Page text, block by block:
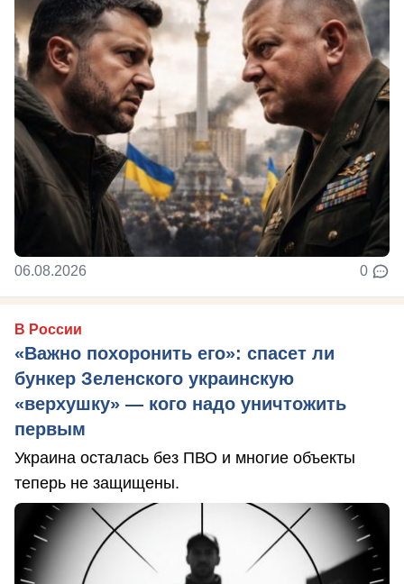
06.08.2026 0
В России
«Важно похоронить его»: спасет ли
бункер Зеленского украинскую
«верхушку» — кого надо уничтожить
первым
Украина осталась без ПВО и многие объекты
теперь не защищены.